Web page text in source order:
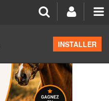
INSTALLER